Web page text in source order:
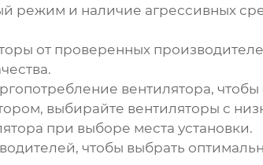
режим и наличие агрессивных
от проверенных
вентилятора,
выбирайте вентиляторы с
при выборе места установки.
чтобы выбрать